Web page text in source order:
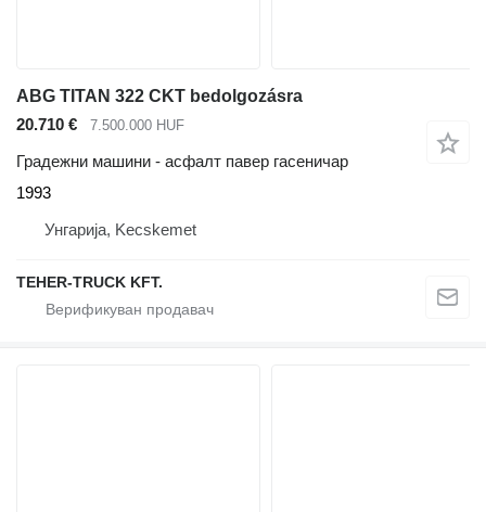
ABG TITAN 322 CKT bedolgozásra
20.710 €
7.500.000 HUF
Градежни машини - асфалт павер гасеничар
1993
Унгарија, Kecskemet
TEHER-TRUCK KFT.